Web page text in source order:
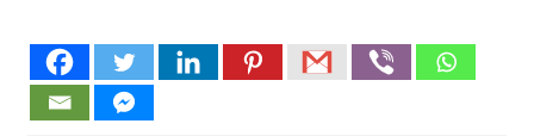
ΧΑΛΑΖΙΑΣ
ΑΣΗΜΙ
(M170)